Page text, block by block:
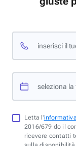
inserisci il
seleziona
Letta l'
2016/679 do il
ricevere contatti